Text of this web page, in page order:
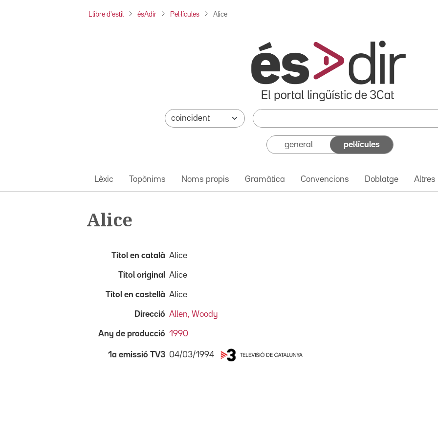
Llibre d'estil ésAdir Pel·lícules Alice
general pel·lícules
Lèxic Topònims Noms propis Gramàtica Convencions Doblatge Altres
Alice
Títol en català Alice
Títol original Alice
Títol en castellà Alice
Direcció Allen, Woody
Any de producció 1990
1a emissió TV3 04/03/1994